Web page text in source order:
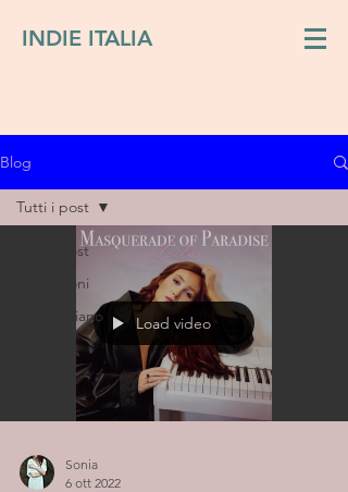
INDIE ITALIA
Blog
Tutti i post
Recensioni
Indie italiano
Interviste
Tutti i post
Load video
Sonia
6 ott 2022